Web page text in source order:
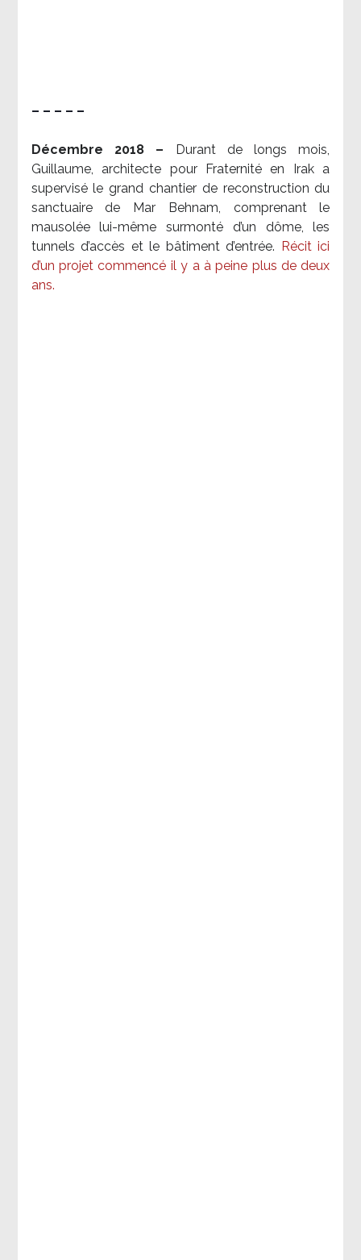
– – – – –
Décembre 2018 –
Durant de longs mois,
Guillaume, architecte pour Fraternité en Irak a
supervisé le grand chantier de reconstruction du
sanctuaire de Mar Behnam, comprenant le
mausolée lui-même surmonté d’un dôme, les
tunnels d’accès et le bâtiment d’entrée.
Récit ici
d’un projet commencé il y a à peine plus de deux
ans.